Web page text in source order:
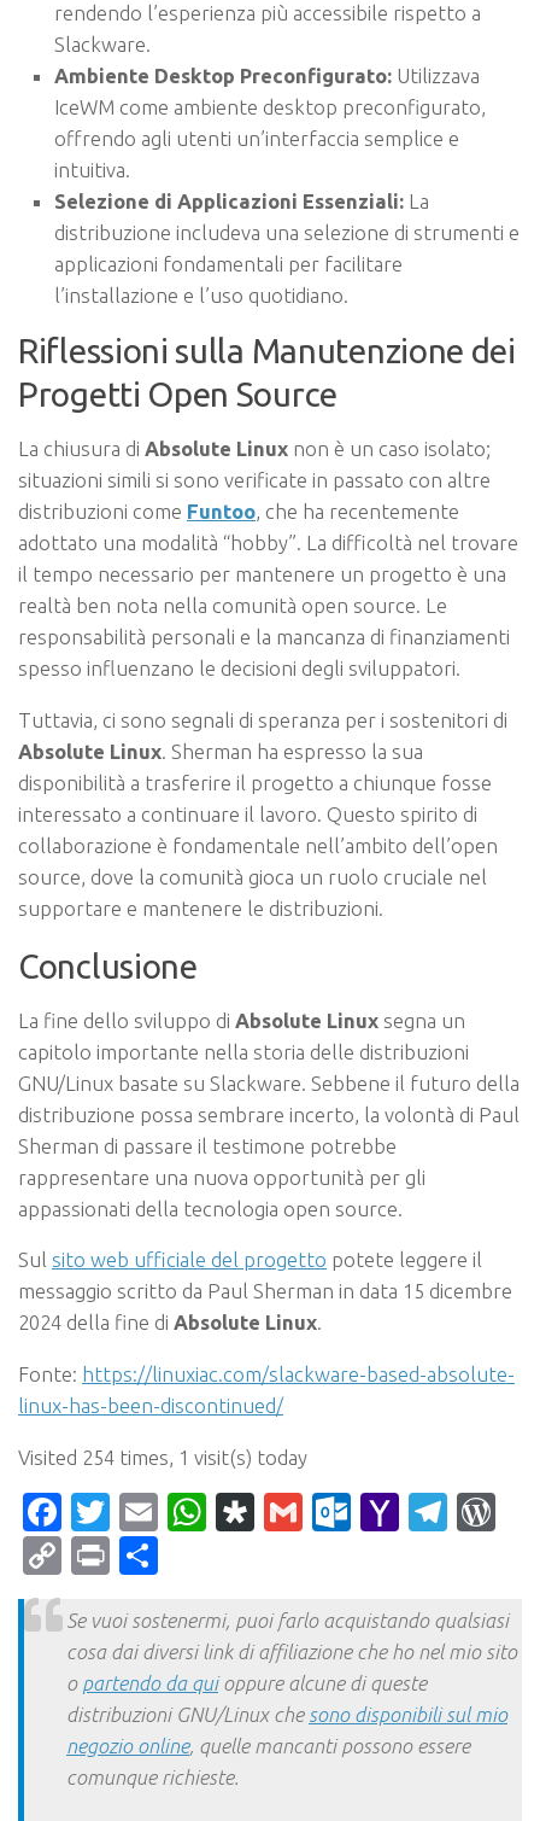
rendendo l’esperienza più accessibile rispetto a
Slackware.
Ambiente Desktop Preconfigurato: Utilizzava
IceWM come ambiente desktop preconfigurato,
offrendo agli utenti un’interfaccia semplice e
intuitiva.
Selezione di Applicazioni Essenziali: La
distribuzione includeva una selezione di strumenti e
applicazioni fondamentali per facilitare
l’installazione e l’uso quotidiano.
Riflessioni sulla Manutenzione dei
Progetti Open Source
La chiusura di Absolute Linux non è un caso isolato;
situazioni simili si sono verificate in passato con altre
distribuzioni come Funtoo, che ha recentemente
adottato una modalità “hobby”. La difficoltà nel trovare
il tempo necessario per mantenere un progetto è una
realtà ben nota nella comunità open source. Le
responsabilità personali e la mancanza di finanziamenti
spesso influenzano le decisioni degli sviluppatori.
Tuttavia, ci sono segnali di speranza per i sostenitori di
Absolute Linux. Sherman ha espresso la sua
disponibilità a trasferire il progetto a chiunque fosse
interessato a continuare il lavoro. Questo spirito di
collaborazione è fondamentale nell’ambito dell’open
source, dove la comunità gioca un ruolo cruciale nel
supportare e mantenere le distribuzioni.
Conclusione
La fine dello sviluppo di Absolute Linux segna un
capitolo importante nella storia delle distribuzioni
GNU/Linux basate su Slackware. Sebbene il futuro della
distribuzione possa sembrare incerto, la volontà di Paul
Sherman di passare il testimone potrebbe
rappresentare una nuova opportunità per gli
appassionati della tecnologia open source.
Sul sito web ufficiale del progetto potete leggere il
messaggio scritto da Paul Sherman in data 15 dicembre
2024 della fine di Absolute Linux.
Fonte: https://linuxiac.com/slackware-based-absolute-
linux-has-been-discontinued/
Visited 254 times, 1 visit(s) today
Facebook
Twitter
EmailWhatsApp
Diaspora
Gmail Yahoo
CopyPrint
Se vuoi sostenermi, puoi farlo acquistando qualsiasi
cosa dai diversi link di affiliazione che ho nel mio sito
o partendo da quioppure alcune di queste
distribuzioni GNU/Linux che sono disponibili sul mio
negozio online, quelle mancanti possono essere
comunque richieste.